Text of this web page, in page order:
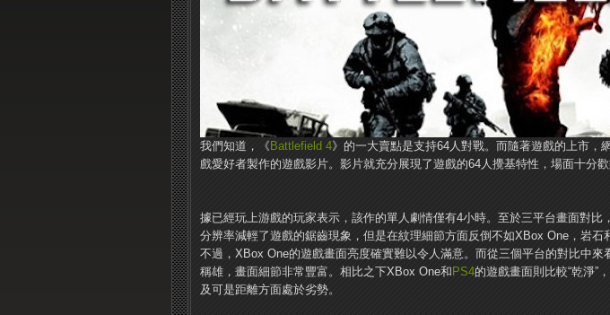
我們知道，《 Battlefield 4》的一大賣點是支持64人對戰。而隨著遊戲的上市，
戲愛好者製作的遊戲影片。影片就充分展現了遊戲的64人攪基特性，場面十分歡
據已經玩上游戲的玩家表示，該作的單人劇情僅有4小時。至於三平台畫面對比，
分辨率減輕了遊戲的鋸齒現象，但是在紋理細節方面反倒不如XBox One，岩石
不過，XBox One的遊戲畫面亮度確實難以令人滿意。而從三個​​平台的對比中來
稱雄，畫面細節非常豐富。相比之下XBox One和 PS4的遊戲畫面則比較“乾淨”
及可是距離方面處於劣勢。